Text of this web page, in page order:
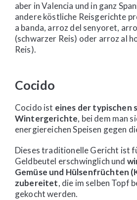
aber in Valencia und in ganz
andere köstliche Reisgerichte
a banda, arroz del senyoret,
(schwarzer Reis) oder arroz al
Reis).
Cocido
Cocido ist eines der typischen
Wintergerichte, bei dem man
energiereichen Speisen gegen
Dieses traditionelle Gericht ist
Geldbeutel erschwinglich und
Gemüse und Hülsenfrüchten
zubereitet, die im selben Topf
gekocht werden.